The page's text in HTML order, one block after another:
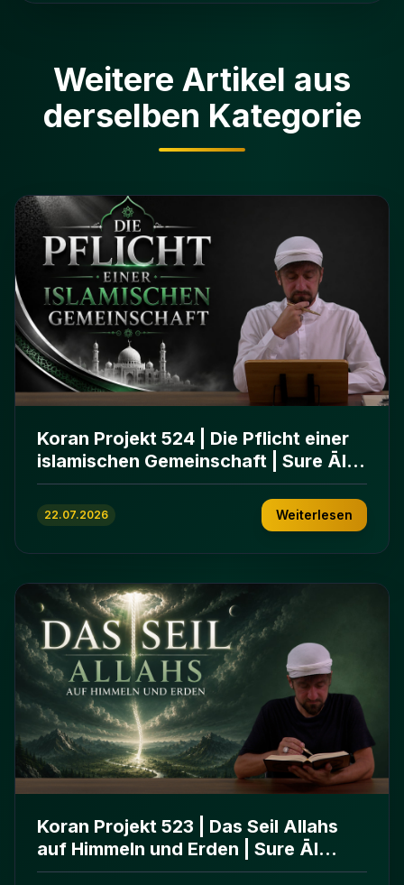
Weitere Artikel aus
derselben Kategorie
Koran Projekt 524 | Die Pflicht einer
islamischen Gemeinschaft | Sure Āl
ʿImrān 103-112
22.07.2026 Weiterlesen
Koran Projekt 523 | Das Seil Allahs
auf Himmeln und Erden | Sure Āl
ʿImrān 103-112